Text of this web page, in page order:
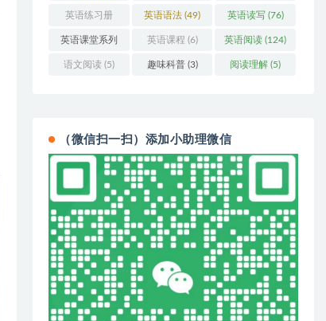
英语练习册
(108)
英语语法 (49) 英语读写(76)
英语课堂系列
(3)
英语课程 (6) 英语阅读 (124)
语文阅读 (5) 趣味科普(3) 阅读理解 (5)
（微信扫一扫）添加小助理微信